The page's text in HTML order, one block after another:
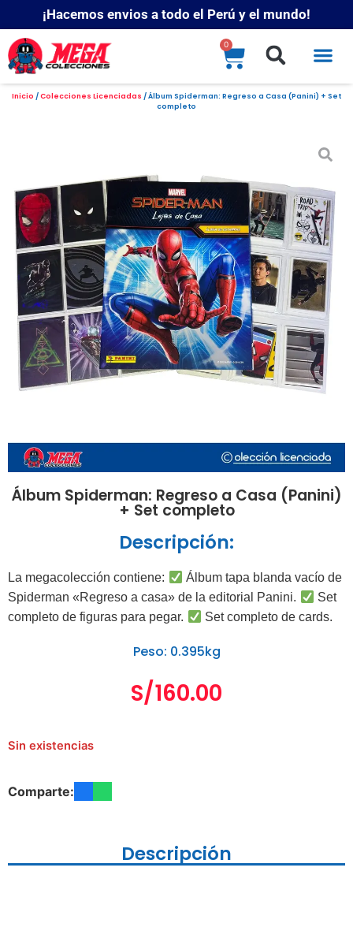
¡Hacemos envios a todo el Perú y el mundo!
0
Inicio /Colecciones Licenciadas / Álbum Spiderman: Regreso a Casa (Panini) + Set
completo
Álbum Spiderman: Regreso a Casa (Panini)
+ Set completo
Descripción:
La megacolección contiene:
Álbum tapa blanda vacío de
Spiderman «Regreso a casa» de la editorial Panini.
Set
completo de figuras para pegar.
Set completo de cards.
Peso: 0.395kg
S/160.00
Sin existencias
Comparte:
Descripción